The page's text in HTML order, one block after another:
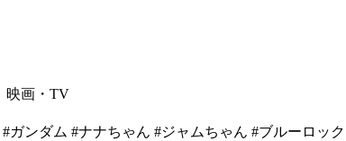
映画・TV
#ガンダム #ナナちゃん #ジャムちゃん #ブルーロック